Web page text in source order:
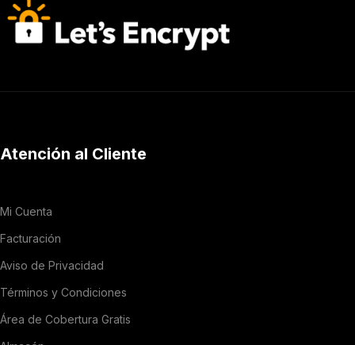
Atención al Cliente
Mi Cuenta
Facturación
Aviso de Privacidad
Términos y Condiciones
Área de Cobertura Gratis